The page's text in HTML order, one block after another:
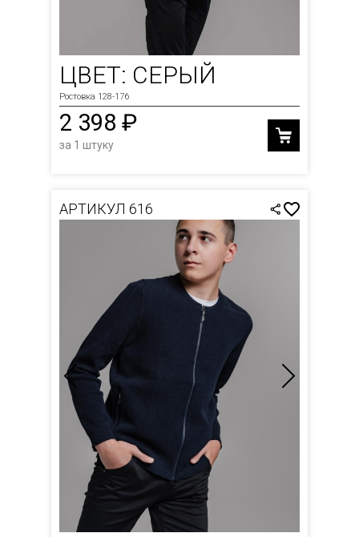
ЦВЕТ: СЕРЫЙ
Ростовка 128-176
2 398 ₽
за 1 штуку
АРТИКУЛ 616